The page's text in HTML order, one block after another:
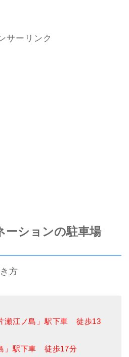
サーリンク
ーションの駐車場
方
瀬江ノ島」駅下車 徒歩13
」駅下車 徒歩17分